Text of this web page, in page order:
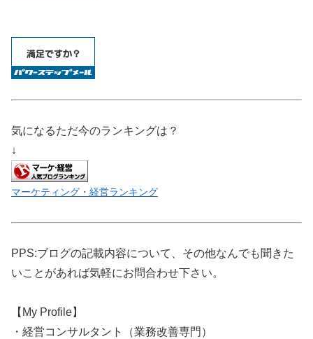
気になるただ今のランキングは？
↓
マーケティング・経営ランキング
PPS:ブログの記載内容について、その他なんでも聞きた
いことがあれば気軽にお問合わせ下さい。
【My Profile】
・経営コンサルタント（業務改善専門）